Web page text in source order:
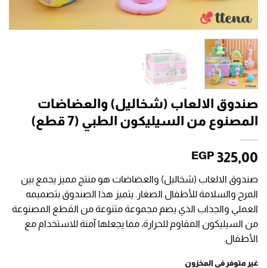
صندوق الالعاب (شخاليل) والعضاضات
المصنوع من السيليكون الطبي (7 قطع)
EGP 325,00
صندوق الالعاب (شخاليل) والعضاضات هو منتج مميز يجمع بين
المرح والسلامة للأطفال الصغار. يتميز هذا الصندوق بتصميمه
العملي والجذاب الذي يضم مجموعة متنوعة من القطع المصنوعة
من السيليكون المقاوم للحرارة، مما يجعلها آمنة للاستخدام مع
الأطفال.
غير متوفر في المخزون